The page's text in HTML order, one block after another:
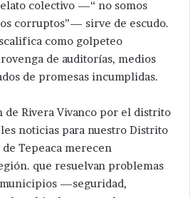
colectivo —“ no somos
corruptos”— sirve de escudo.
como golpeteo
de auditorías, medios
de promesas incumplidas.
Rivera Vivanco por el distrito
noticias para nuestro Distrito
Tepeaca merecen
que resuelvan problemas
—seguridad,